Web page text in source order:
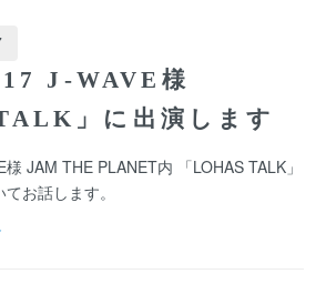
J-WAVE様
」に出演します
JAM THE PLANET内 「LOHAS TALK」
お話します。